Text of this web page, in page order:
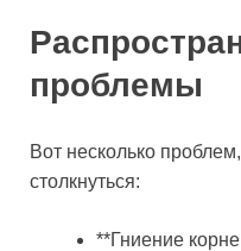
проблемы
Вот несколько
столкнуться:
**Гниение